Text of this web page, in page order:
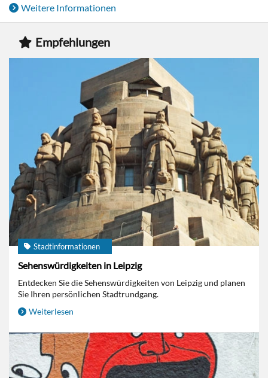
Weitere Informationen
Empfehlungen
Stadtinformationen
Sehenswürdigkeiten in Leipzig
Entdecken Sie die Sehenswürdigkeiten von Leipzig und planen
Sie Ihren persönlichen Stadtrundgang.
Weiterlesen